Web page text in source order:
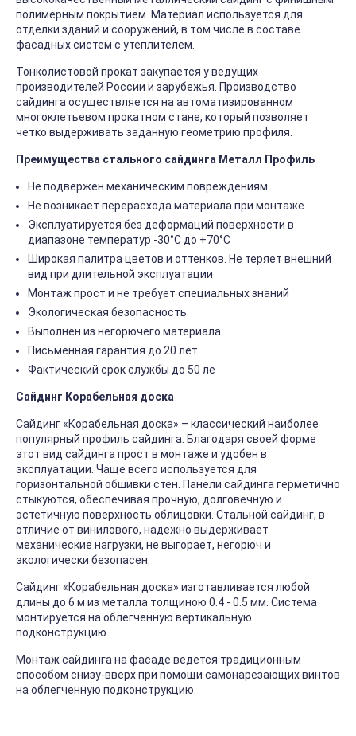
полимерным покрытием. Материал используется для
отделки зданий и сооружений, в том числе в составе
фасадных систем с утеплителем.
Тонколистовой прокат закупается у ведущих
производителей России и зарубежья. Производство
сайдинга осуществляется на автоматизированном
многоклетьевом прокатном стане, который позволяет
четко выдерживать заданную геометрию профиля.
Преимущества стального сайдинга Металл Профиль
Не подвержен механическим повреждениям
Не возникает перерасхода материала при монтаже
Эксплуатируется без деформаций поверхности в
диапазоне температур -30°C до +70°C
Широкая палитра цветов и оттенков. Не теряет внешний
вид при длительной эксплуатации
Монтаж прост и не требует специальных знаний
Экологическая безопасность
Выполнен из негорючего материала
Письменная гарантия до 20 лет
Фактический срок службы до 50 ле
Сайдинг Корабельная доска
Сайдинг «Корабельная доска» – классический наиболее
популярный профиль сайдинга. Благодаря своей форме
этот вид сайдинга прост в монтаже и удобен в
эксплуатации. Чаще всего используется для
горизонтальной обшивки стен. Панели сайдинга герметично
стыкуются, обеспечивая прочную, долговечную и
эстетичную поверхность облицовки. Стальной сайдинг, в
отличие от винилового, надежно выдерживает
механические нагрузки, не выгорает, негорюч и
экологически безопасен.
Сайдинг «Корабельная доска» изготавливается любой
длины до 6 м из металла толщиною 0.4 - 0.5 мм. Система
монтируется на облегченную вертикальную
подконструкцию.
Монтаж сайдинга на фасаде ведется традиционным
способом снизу-вверх при помощи самонарезающих винтов
на облегченную подконструкцию.